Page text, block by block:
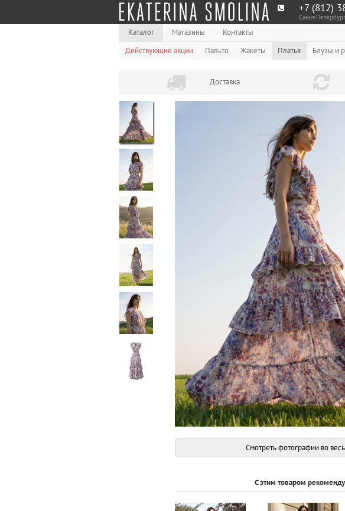
+7 (812)
Санкт-Петербург
Каталог Магазины Контакты
Действующие акции
Пальто Жакеты Платья Блузы и
Доставка
Смотреть фотографии во
С этим товаром